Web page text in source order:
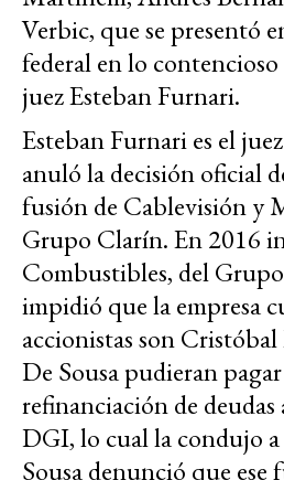
Verbic, que se presentó
federal en lo
juez Esteban Furnari.
Esteban Furnari es el
anuló la decisión oficial
fusión de Cablevisión y
Grupo Clarín. En 2016
Combustibles, del
impidió que la empresa
accionistas son
De Sousa pudieran
refinanciación de
DGI, lo cual la condujo
Sousa denunció que ese